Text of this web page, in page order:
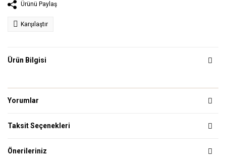
Ürünü Paylaş
Karşılaştır
Ürün Bilgisi
Yorumlar
Taksit Seçenekleri
Önerileriniz